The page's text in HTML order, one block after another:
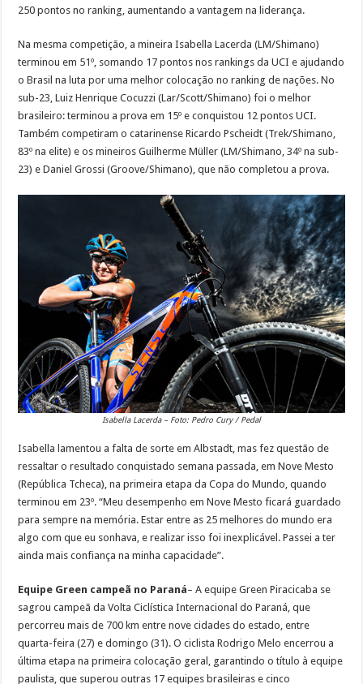
250 pontos no ranking, aumentando a vantagem na liderança.
Na mesma competição, a mineira Isabella Lacerda (LM/Shimano)
terminou em 51º, somando 17 pontos nos rankings da UCI e ajudando
o Brasil na luta por uma melhor colocação no ranking de nações. No
sub-23, Luiz Henrique Cocuzzi (Lar/Scott/Shimano) foi o melhor
brasileiro: terminou a prova em 15º e conquistou 12 pontos UCI.
Também competiram o catarinense Ricardo Pscheidt (Trek/Shimano,
83º na elite) e os mineiros Guilherme Müller (LM/Shimano, 34º na sub-
23) e Daniel Grossi (Groove/Shimano), que não completou a prova.
Isabella Lacerda – Foto: Pedro Cury / Pedal
Isabella lamentou a falta de sorte em Albstadt, mas fez questão de
ressaltar o resultado conquistado semana passada, em Nove Mesto
(República Tcheca), na primeira etapa da Copa do Mundo, quando
terminou em 23º. “Meu desempenho em Nove Mesto ficará guardado
para sempre na memória. Estar entre as 25 melhores do mundo era
algo com que eu sonhava, e realizar isso foi inexplicável. Passei a ter
ainda mais confiança na minha capacidade”.
Equipe Green campeã no Paraná– A equipe Green Piracicaba se
sagrou campeã da Volta Ciclística Internacional do Paraná, que
percorreu mais de 700 km entre nove cidades do estado, entre
quarta-feira (27) e domingo (31). O ciclista Rodrigo Melo encerrou a
última etapa na primeira colocação geral, garantindo o título à equipe
paulista, que superou outras 17 equipes brasileiras e cinco